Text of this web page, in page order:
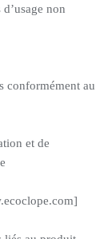
non
conformément au
et de